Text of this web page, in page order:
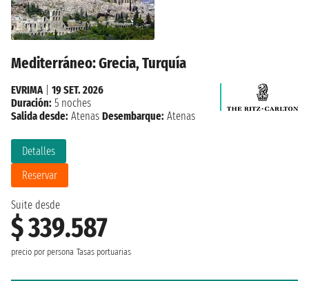
Mediterráneo: Grecia, Turquía
Suite desde
$ 339.587
precio por persona Tasas portuarias
Detalles
Reservar
EVRIMA
19 SET. 2026
Duración: 5 noches
Salida desde: Atenas Desembarque: Atenas